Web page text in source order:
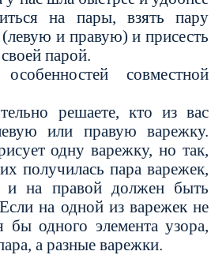
на пары, взять пару
(левую и правую) и присесть
парой.
особенностей совместной
решаете, кто из вас
или правую варежку.
одну варежку, но так,
получилась пара варежек,
и на правой должен быть
на одной из варежек не
бы одного элемента узора,
а разные варежки.